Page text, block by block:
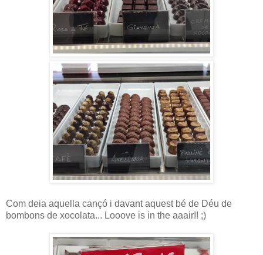
Com deia aquella cançó i davant aquest bé de Déu de
bombons de xocolata... Looove is in the aaair!! ;)